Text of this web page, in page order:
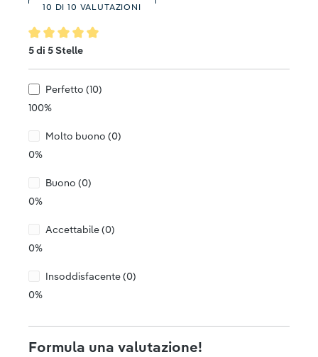
10 DI 10 VALUTAZIONI
Valutazione media di 5 su 5 stelle
5 di 5 Stelle
Perfetto (10)
100%
Molto buono (0)
0%
Buono (0)
0%
Accettabile (0)
0%
Insoddisfacente (0)
0%
Formula una valutazione!